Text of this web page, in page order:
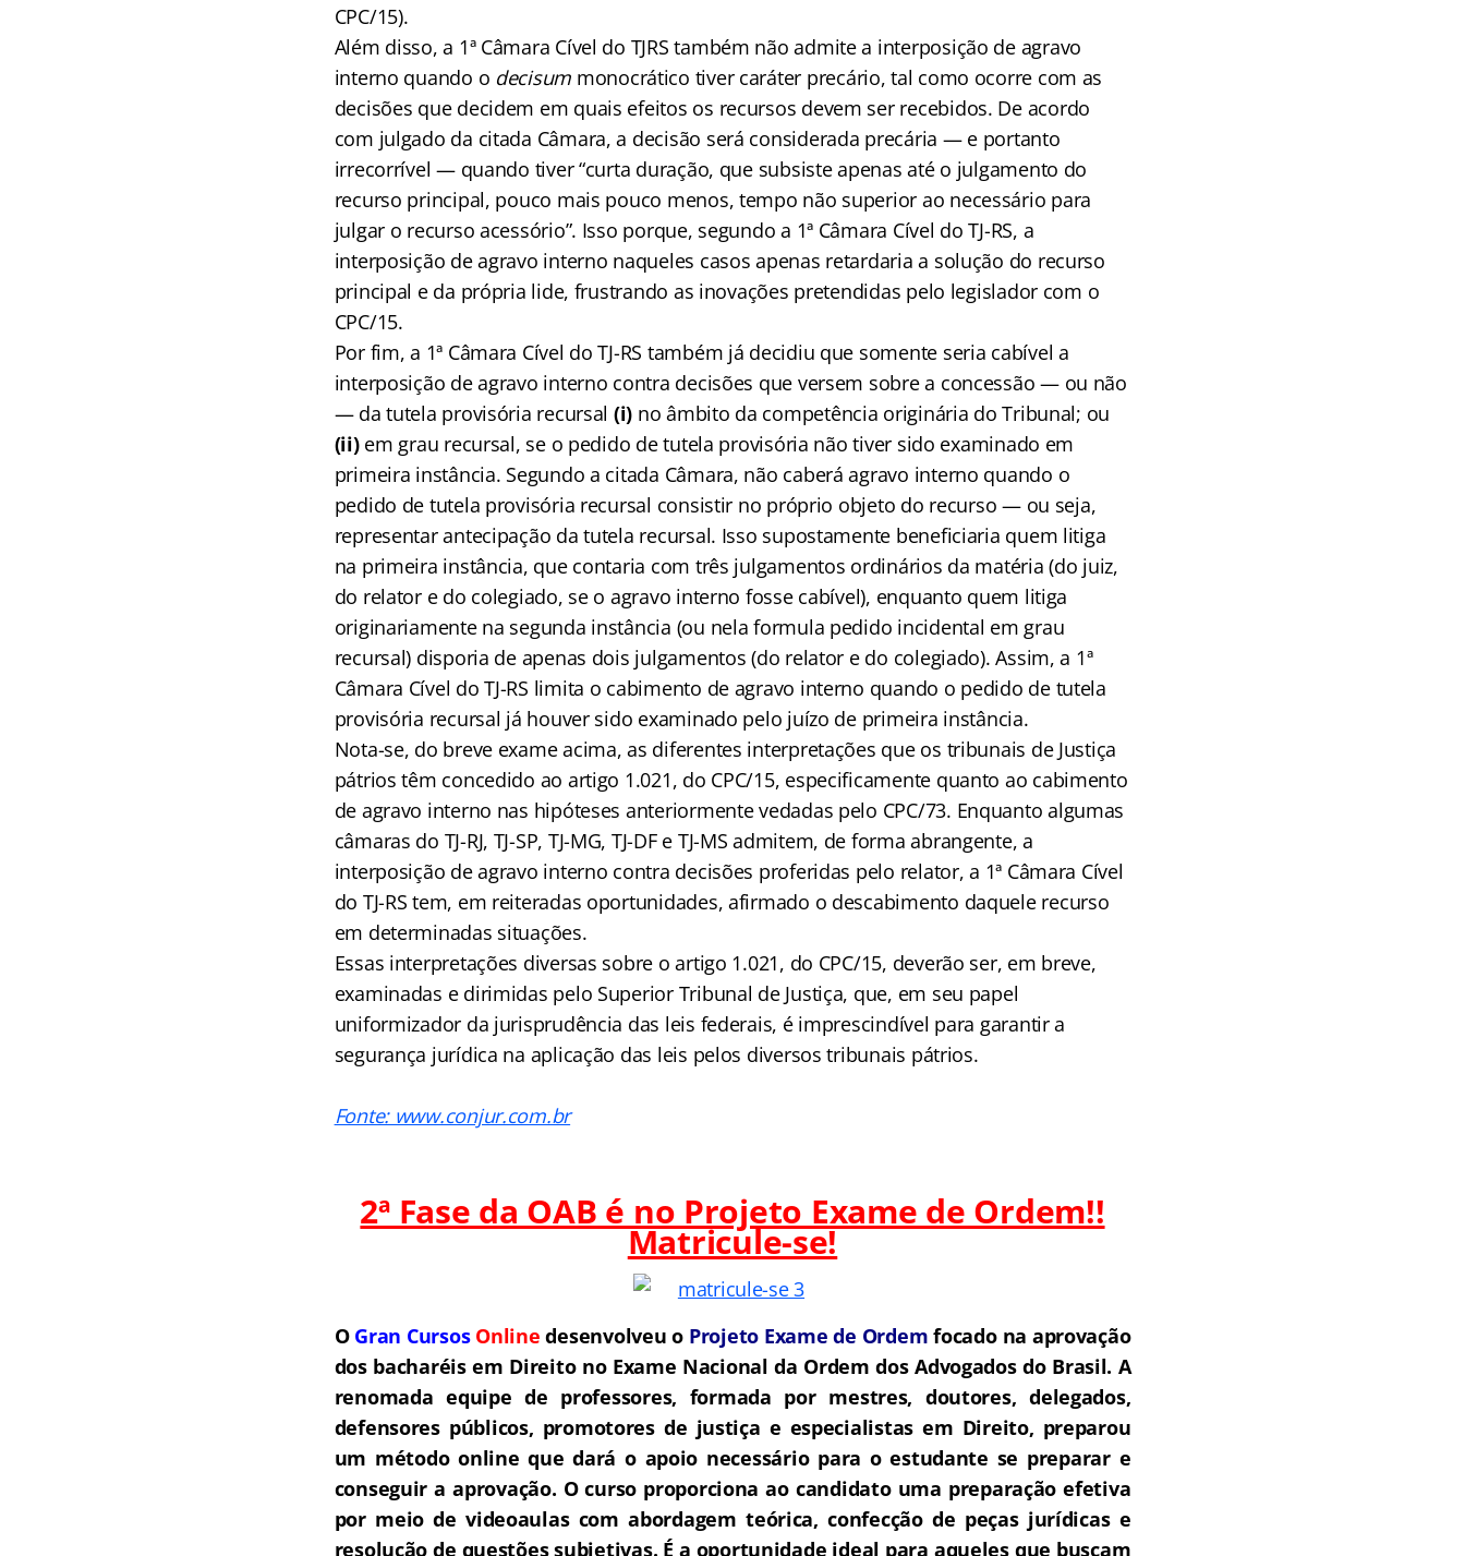
CPC/15).
Além disso, a 1ª Câmara Cível do TJRS também não admite a interposição de agravo
interno quando o decisum monocrático tiver caráter precário, tal como ocorre com as
decisões que decidem em quais efeitos os recursos devem ser recebidos. De acordo
com julgado da citada Câmara, a decisão será considerada precária — e portanto
irrecorrível — quando tiver “curta duração, que subsiste apenas até o julgamento do
recurso principal, pouco mais pouco menos, tempo não superior ao necessário para
julgar o recurso acessório”. Isso porque, segundo a 1ª Câmara Cível do TJ-RS, a
interposição de agravo interno naqueles casos apenas retardaria a solução do recurso
principal e da própria lide, frustrando as inovações pretendidas pelo legislador com o
CPC/15.
Por fim, a 1ª Câmara Cível do TJ-RS também já decidiu que somente seria cabível a
interposição de agravo interno contra decisões que versem sobre a concessão — ou não
— da tutela provisória recursal (i) no âmbito da competência originária do Tribunal; ou
(ii)em grau recursal, se o pedido de tutela provisória não tiver sido examinado em
primeira instância. Segundo a citada Câmara, não caberá agravo interno quando o
pedido de tutela provisória recursal consistir no próprio objeto do recurso — ou seja,
representar antecipação da tutela recursal. Isso supostamente beneficiaria quem litiga
na primeira instância, que contaria com três julgamentos ordinários da matéria (do juiz,
do relator e do colegiado, se o agravo interno fosse cabível), enquanto quem litiga
originariamente na segunda instância (ou nela formula pedido incidental em grau
recursal) disporia de apenas dois julgamentos (do relator e do colegiado). Assim, a 1ª
Câmara Cível do TJ-RS limita o cabimento de agravo interno quando o pedido de tutela
provisória recursal já houver sido examinado pelo juízo de primeira instância.
Nota-se, do breve exame acima, as diferentes interpretações que os tribunais de Justiça
pátrios têm concedido ao artigo 1.021, do CPC/15, especificamente quanto ao cabimento
de agravo interno nas hipóteses anteriormente vedadas pelo CPC/73. Enquanto algumas
câmaras do TJ-RJ, TJ-SP, TJ-MG, TJ-DF e TJ-MS admitem, de forma abrangente, a
interposição de agravo interno contra decisões proferidas pelo relator, a 1ª Câmara Cível
do TJ-RS tem, em reiteradas oportunidades, afirmado o descabimento daquele recurso
em determinadas situações.
Essas interpretações diversas sobre o artigo 1.021, do CPC/15, deverão ser, em breve,
examinadas e dirimidas pelo Superior Tribunal de Justiça, que, em seu papel
uniformizador da jurisprudência das leis federais, é imprescindível para garantir a
segurança jurídica na aplicação das leis pelos diversos tribunais pátrios.
Fonte: www.conjur.com.br
2ª Fase da OAB é no Projeto Exame de Ordem!!
Matricule-se!
O Gran Cursos Online desenvolveu o Projeto Exame de Ordemfocado na aprovação
dos bacharéis em Direito no Exame Nacional da Ordem dos Advogados do Brasil. A
renomada equipe de professores, formada por mestres, doutores, delegados,
defensores públicos, promotores de justiça e especialistas em Direito, preparou
um método online que dará o apoio necessário para o estudante se preparar e
conseguir a aprovação. O curso proporciona ao candidato uma preparação efetiva
por meio de videoaulas com abordagem teórica, confecção de peças jurídicas e
resolução de questões subjetivas. É a oportunidade ideal para aqueles que buscam